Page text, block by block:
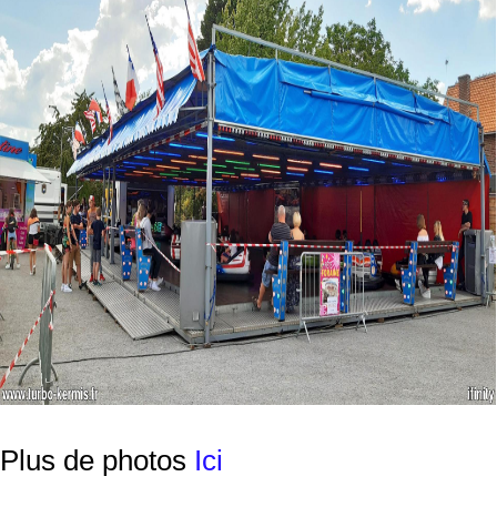
Plus de photos Ici